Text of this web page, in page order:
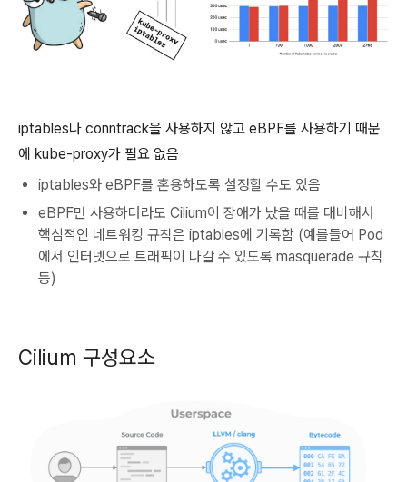
iptables나 conntrack을 사용하지 않고 eBPF를 사용하기 때문
에 kube-proxy가 필요 없음
iptables와 eBPF를 혼용하도록 설정할 수도 있음
eBPF만 사용하더라도 Cilium이 장애가 났을 때를 대비해서
핵심적인 네트워킹 규칙은 iptables에 기록함 (예를들어 Pod
에서 인터넷으로 트래픽이 나갈 수 있도록 masquerade 규칙
등)
Cilium 구성요소